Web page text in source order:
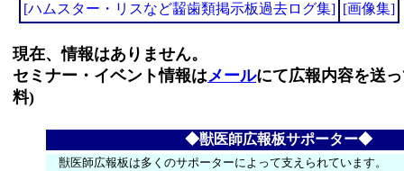
[ハムスター・リスなど齧歯類掲示板過去ログ集] [画像集]
現在、情報はありません。
セミナー・イベント情報はメールにて広報内容を送
料)
◆獣医師広報板サポーター◆
獣医師広報板は多くのサポーターによって支えられています。